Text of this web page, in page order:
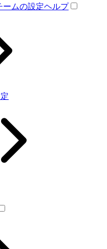
ームの設定ヘルプ